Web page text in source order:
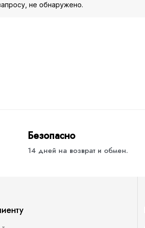
не обнаружено.
Безопасно
14 дней на возврат и обмен.